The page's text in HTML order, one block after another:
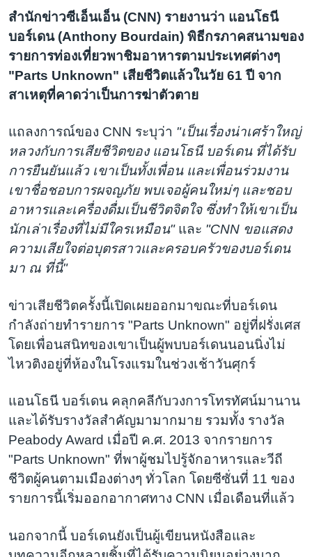
เลือกภาษา
สำนักข่าวซีเอ็นเอ็น (CNN) รายงานว่า แอนโธนี
บอร์เดน (Anthony Bourdain) พิธีกรภาคสนามของ
รายการท่องเที่ยวพาชิมอาหารตามประเทศต่างๆ
"Parts Unknown" เสียชีวิตแล้วในวัย 61 ปี จาก
สาเหตุที่คาดว่าเป็นการฆ่าตัวตาย
แถลงการณ์ของ CNN ระบุว่า "เป็นเรื่องน่าเศร้าใหญ่
หลวงกับการเสียชีวิตของ แอนโธนี บอร์เดน ที่ได้รับ
การยืนยันแล้ว เขาเป็นทั้งเพื่อน และเพื่อนร่วมงาน
เขาชื่อชอบการผจญภัย พบเจอผู้คนใหม่ๆ และชอบ
อาหารและเครื่องดื่มเป็นชีวิตจิตใจ ซึ่งทำให้เขาเป็น
นักเล่าเรื่องที่ไม่มีใครเหมือน"และ "CNN ขอแสดง
ความเสียใจต่อบุตรสาวและครอบครัวของบอร์เดน
มา ณ ที่นี้"
ข่าวเสียชีวิตครั้งนี้เปิดเผยออกมาขณะที่บอร์เดน
กำลังถ่ายทำรายการ "Parts Unknown" อยู่ที่ฝรั่งเศส
โดยเพื่อนสนิทของเขาเป็นผู้พบบอร์เดนนอนนิ่งไม่
ไหวติงอยู่ที่ห้องในโรงแรมในช่วงเช้าวันศุกร์
แอนโธนี บอร์เดน คลุกคลีกับวงการโทรทัศน์มานาน
และได้รับรางวัลสำคัญมามากมาย รวมทั้ง รางวัล
Peabody Award เมื่อปี ค.ศ. 2013 จากรายการ
"Parts Unknown" ที่พาผู้ชมไปรู้จักอาหารและวีถี
ชีวิตผู้คนตามเมืองต่างๆ ทั่วโลก โดยซีซั่นที่ 11 ของ
รายการนี้เริ่มออกอากาศทาง CNN เมื่อเดือนที่แล้ว
นอกจากนี้ บอร์เดนยังเป็นผู้เขียนหนังสือและ